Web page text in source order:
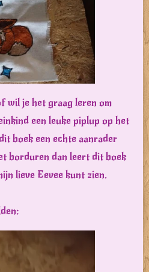
wil je het graag leren om
een leuke piplup op het
boek een echte aanrader
borduren dan leert dit boek
lieve Eevee kunt zien.